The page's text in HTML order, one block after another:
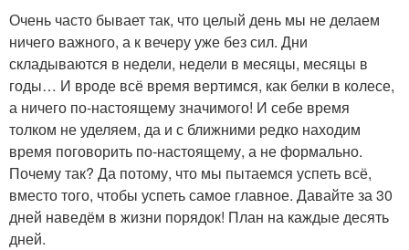
Очень часто бывает так, что целый день мы не делаем
ничего важного, а к вечеру уже без сил. Дни
складываются в недели, недели в месяцы, месяцы в
годы… И вроде всё время вертимся, как белки в колесе,
а ничего по-настоящему значимого! И себе время
толком не уделяем, да и с ближними редко находим
время поговорить по-настоящему, а не формально.
Почему так? Да потому, что мы пытаемся успеть всё,
вместо того, чтобы успеть самое главное. Давайте за 30
дней наведём в жизни порядок! План на каждые десять
дней.